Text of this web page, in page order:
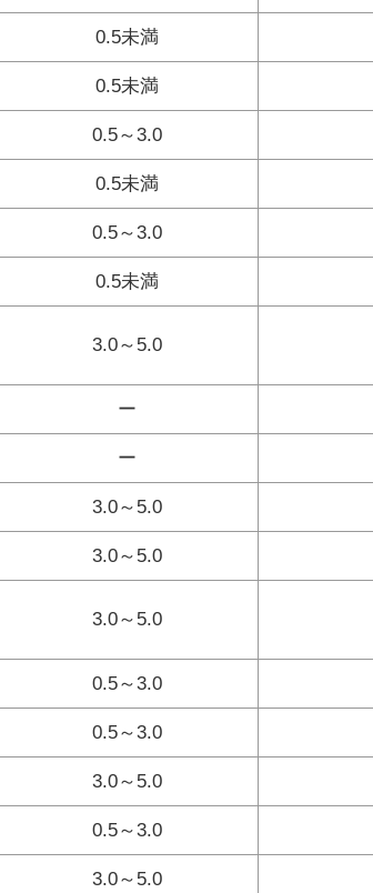
0.5未満
0.5未満
0.5～3.0
0.5未満
0.5～3.0
0.5未満
3.0～5.0
ー
ー
3.0～5.0
3.0～5.0
3.0～5.0
0.5～3.0
0.5～3.0
3.0～5.0
0.5～3.0
3.0～5.0